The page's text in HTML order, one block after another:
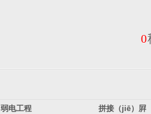
0
弱电工程
拼接（jiē）屛